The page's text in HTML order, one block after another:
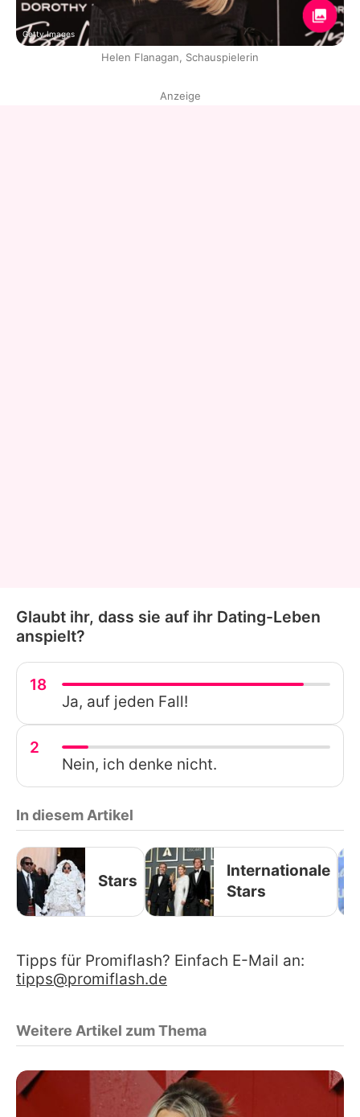
Getty Images
Helen Flanagan, Schauspielerin
Anzeige
Glaubt ihr, dass sie auf ihr Dating-Leben
anspielt?
18
Ja, auf jeden Fall!
2
Nein, ich denke nicht.
In diesem Artikel
Stars
Internationale
Stars
Tipps für Promiflash? Einfach E-Mail an:
tipps@promiflash.de
Weitere Artikel zum Thema